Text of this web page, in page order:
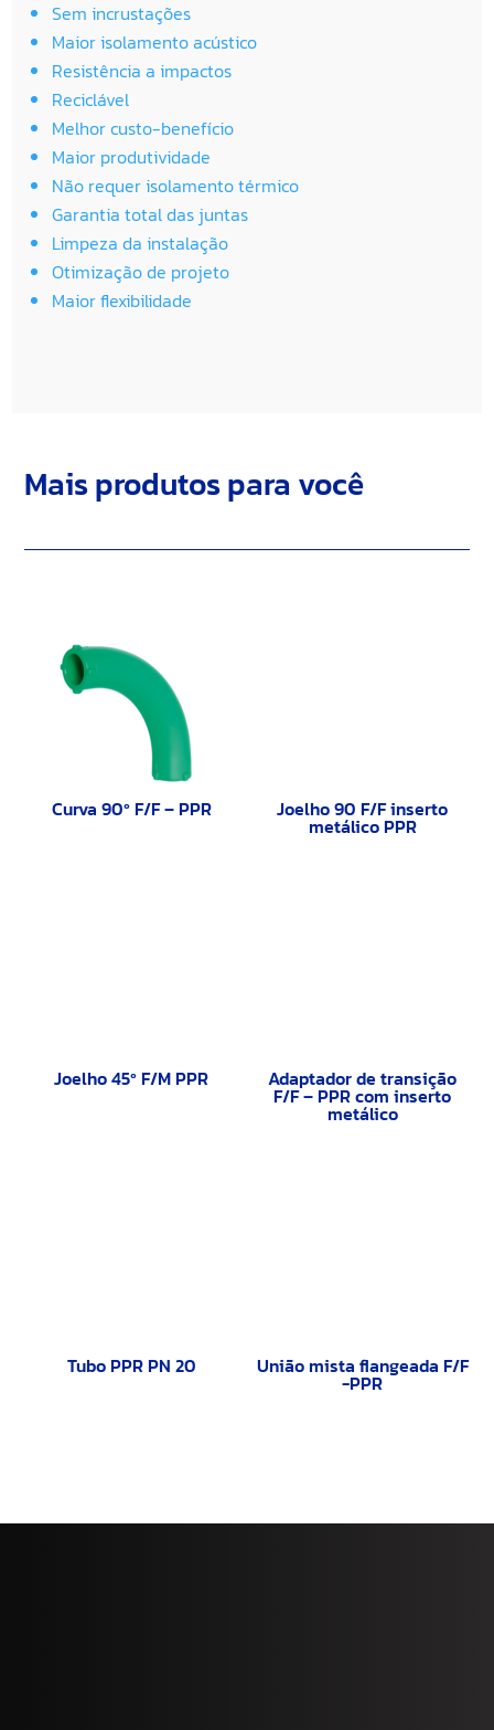
Sem incrustações
Maior isolamento acústico
Resistência a impactos
Reciclável
Melhor custo-benefício
Maior produtividade
Não requer isolamento térmico
Garantia total das juntas
Limpeza da instalação
Otimização de projeto
Maior flexibilidade
Mais produtos para você
Curva 90º F/F – PPR Joelho 90 F/F inserto
metálico PPR
Joelho 45º F/M PPR Adaptador de transição
F/F – PPR com inserto
metálico
Tubo PPR PN 20 União mista flangeada F/F
-PPR